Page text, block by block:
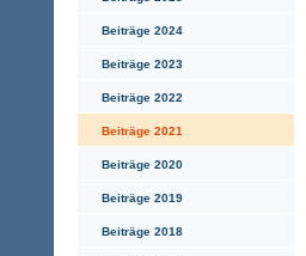
Beiträge 2024
Beiträge 2023
Beiträge 2022
Beiträge 2021
Beiträge 2020
Beiträge 2019
Beiträge 2018